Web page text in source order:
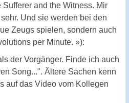
and the Witness. Mir
Und sie werden bei den
Zeugs spielen, sondern auch
per Minute. »):
der Vorgänger. Finde ich auch
Song...". Ältere Sachen kenn
auf das Video vom Kollegen